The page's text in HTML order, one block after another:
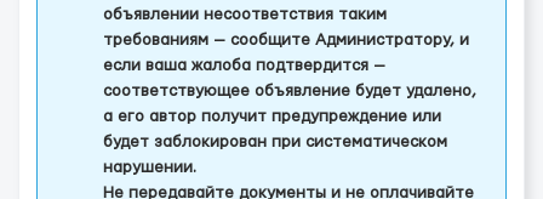
объявлении несоответствия таким
требованиям — сообщите Администратору, и
если ваша жалоба подтвердится —
соответствующее объявление будет удалено,
а его автор получит предупреждение или
будет заблокирован при систематическом
нарушении.
Не передавайте документы и не оплачивайте